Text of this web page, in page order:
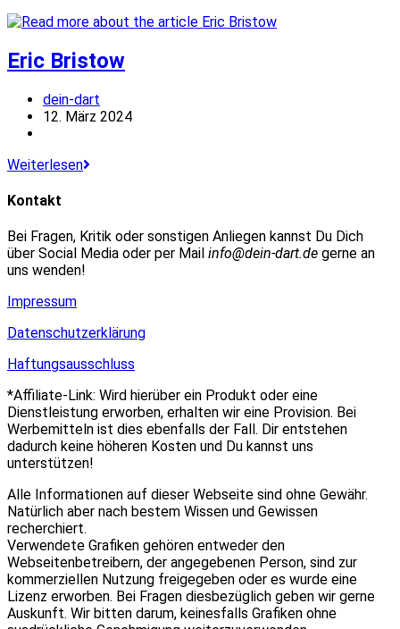
Eric Bristow
Beitrags-
Autor:
dein-dart
Beitrag
12. März 2024
WeiterlesenEric
Kontakt
Bei Fragen, Kritik oder sonstigen Anliegen kannst Du Dich
über Social Media oder per Mail info@dein-dart.de gerne an
uns wenden!
Impressum
Datenschutzerklärung
Haftungsausschluss
*Affiliate-Link: Wird hierüber ein Produkt oder eine
Dienstleistung erworben, erhalten wir eine Provision. Bei
Werbemitteln ist dies ebenfalls der Fall. Dir entstehen
dadurch keine höheren Kosten und Du kannst uns
unterstützen!
Alle Informationen auf dieser Webseite sind ohne Gewähr.
Natürlich aber nach bestem Wissen und Gewissen
recherchiert.
Verwendete Grafiken gehören entweder den
Webseitenbetreibern, der angegebenen Person, sind zur
kommerziellen Nutzung freigegeben oder es wurde eine
Lizenz erworben. Bei Fragen diesbezüglich geben wir gerne
Auskunft. Wir bitten darum, keinesfalls Grafiken ohne